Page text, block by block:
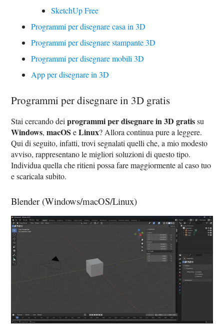
SketchUp Free
Programmi per disegnare casa in 3D
Programmi per disegnare stampante 3D
Programmi per disegnare mobili 3D
App per disegnare in 3D
Programmi per disegnare in 3D gratis
Stai cercando deiprogrammi per disegnare in 3D gratissu
Windows,macOS eLinux? Allora continua pure a leggere.
Qui di seguito, infatti, trovi segnalati quelli che, a mio modesto
avviso, rappresentano le migliori soluzioni di questo tipo.
Individua quella che ritieni possa fare maggiormente al caso tuo
e scaricala subito.
Blender (Windows/macOS/Linux)